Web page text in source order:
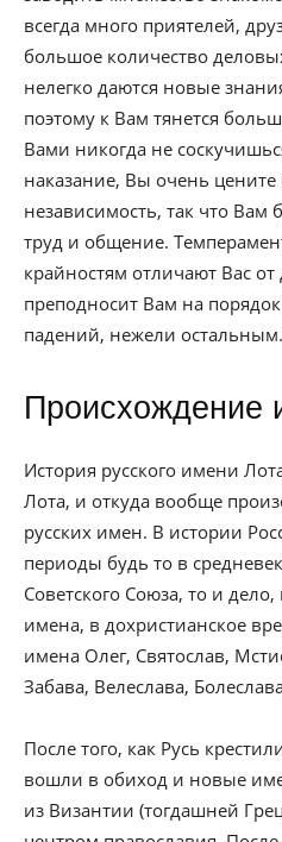
всегда много приятелей,
большое количество
нелегко даются новые
поэтому к Вам тянется
Вами никогда не
наказание, Вы очень цените
независимость, так что Вам
труд и общение.
крайностям отличают Вас
преподносит Вам на
падений, нежели остальным.
Происхождение
История русского имени
Лота, и откуда вообще
русских имен. В истории
периоды будь то в
Советского Союза, то и
имена, в дохристианское
имена Олег, Святослав,
Забава, Велеслава,
После того, как Русь
вошли в обиход и новые
из Византии (тогдашней